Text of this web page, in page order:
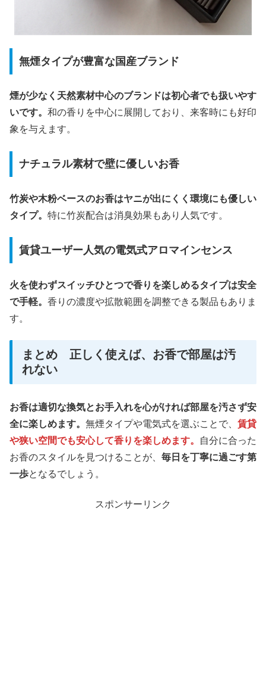
無煙タイプが豊富な国産ブランド
煙が少なく天然素材中心のブランドは初心者でも扱いやす
いです。 和の香りを中心に展開しており、来客時にも好印
象を与えます。
ナチュラル素材で壁に優しいお香
竹炭や木粉ベースのお香はヤニが出にくく環境にも優しい
タイプ。 特に竹炭配合は消臭効果もあり人気です。
賃貸ユーザー人気の電気式アロマインセンス
火を使わずスイッチひとつで香りを楽しめるタイプは安全
で手軽。 香りの濃度や拡散範囲を調整できる製品もありま
す。
まとめ 正しく使えば、お香で部屋は汚
れない
お香は適切な換気とお手入れを心がければ部屋を汚さず安
全に楽しめます。 無煙タイプや電気式を選ぶことで、 賃貸
や狭い空間でも安心して香りを楽しめます。
自分に合った
お香のスタイルを見つけることが、 毎日を丁寧に過ごす第
一歩となるでしょう。
スポンサーリンク